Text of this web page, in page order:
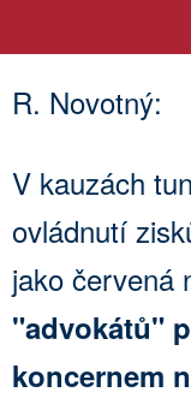
R. Novotný:
V kauzách
ovládnutí
jako červená
"advokátů"
koncernem